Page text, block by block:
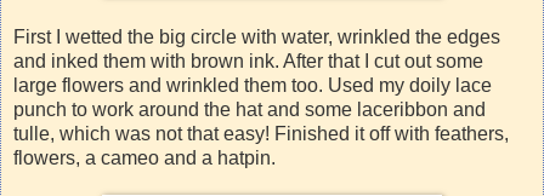
First I wetted the big circle with water, wrinkled the edges
and inked them with brown ink. After that I cut out some
large flowers and wrinkled them too. Used my doily lace
punch to work around the hat and some laceribbon and
tulle, which was not that easy! Finished it off with feathers,
flowers, a cameo and a hatpin.